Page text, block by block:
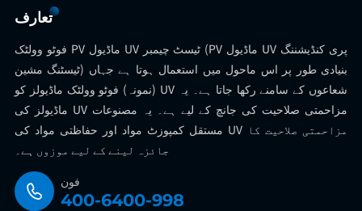
تعارف
‌فوٹو وولٹک PV ماڈیول UV ٹیسٹ چیمبر‌ (PV ماڈیول UV پری کنڈیشننگ
ٹیسٹنگ مشین) بنیادی طور پر اس ماحول میں استعمال ہوتا ہے جہاں
(نمونہ) فوٹو وولٹک ماڈیولز کو UV شعاعوں کے سامنے رکھا جاتا ہے۔ یہ
ماڈیولز کی UV مزاحمتی صلاحیت کی جانچ کے لیے ہے۔ یہ مصنوعات
مستقل کمپوزٹ مواد اور حفاظتی مواد کی UV مزاحمتی صلاحیت کا
جائزہ لینے کے لیے موزوں ہے۔
فون
400-6400-998